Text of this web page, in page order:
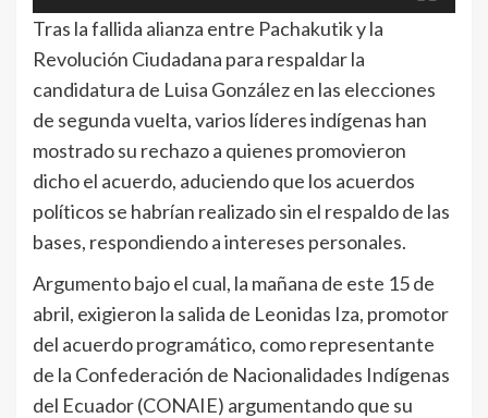
Tras la fallida alianza entre Pachakutik y la
Revolución Ciudadana para respaldar la
candidatura de Luisa González en las elecciones
de segunda vuelta, varios líderes indígenas han
mostrado su rechazo a quienes promovieron
dicho el acuerdo, aduciendo que los acuerdos
políticos se habrían realizado sin el respaldo de las
bases, respondiendo a intereses personales.
Argumento bajo el cual, la mañana de este 15 de
abril, exigieron la salida de Leonidas Iza, promotor
del acuerdo programático, como representante
de la Confederación de Nacionalidades Indígenas
del Ecuador (CONAIE) argumentando que su